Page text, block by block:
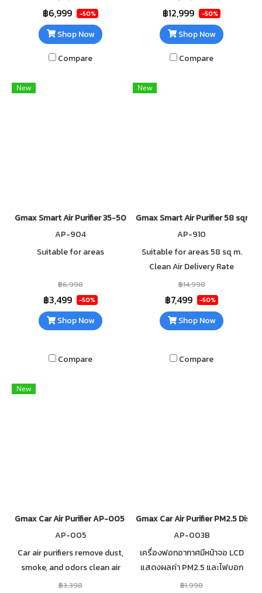
฿6,999 -50%
Shop Now
Compare
฿12,999 -50%
Shop Now
Compare
New
Gmax Smart Air Purifier 35-50 sqm AP-904 HEPA H13 Filter
AP-904
Suitable for areas
฿6,998
฿3,499 -50%
Shop Now
Compare
New
Gmax Smart Air Purifier 58 sqm
AP-910
Suitable for areas 58 sq m.
Clean Air Delivery Rate
(CADR) 350m³/h. 7-stage air
filtration system with HEPA
H13 Filter and Ionizer
฿14,998
฿7,499 -50%
Shop Now
Compare
New
Gmax Car Air Purifier AP-005 Intelligent Auto Mode
AP-005
Car air purifiers remove dust,
smoke, and odors clean air
filters HEPA filters, intelligent
฿3,398
Gmax Car Air Purifier PM2.5
AP-003B
เครื่องฟอกอากาศมีหน้าจอ LCD
แสดงผลค่า PM2.5 และไฟบอก
สถานะคุณภาพอากาศ ปล่อยประจุ
฿1,998